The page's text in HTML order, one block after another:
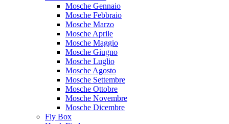
Mosche Gennaio
Mosche Febbraio
Mosche Marzo
Mosche Aprile
Mosche Maggio
Mosche Giugno
Mosche Luglio
Mosche Agosto
Mosche Settembre
Mosche Ottobre
Mosche Novembre
Mosche Dicembre
Fly Box